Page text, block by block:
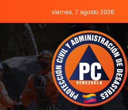
viernes, 7 agosto 2026